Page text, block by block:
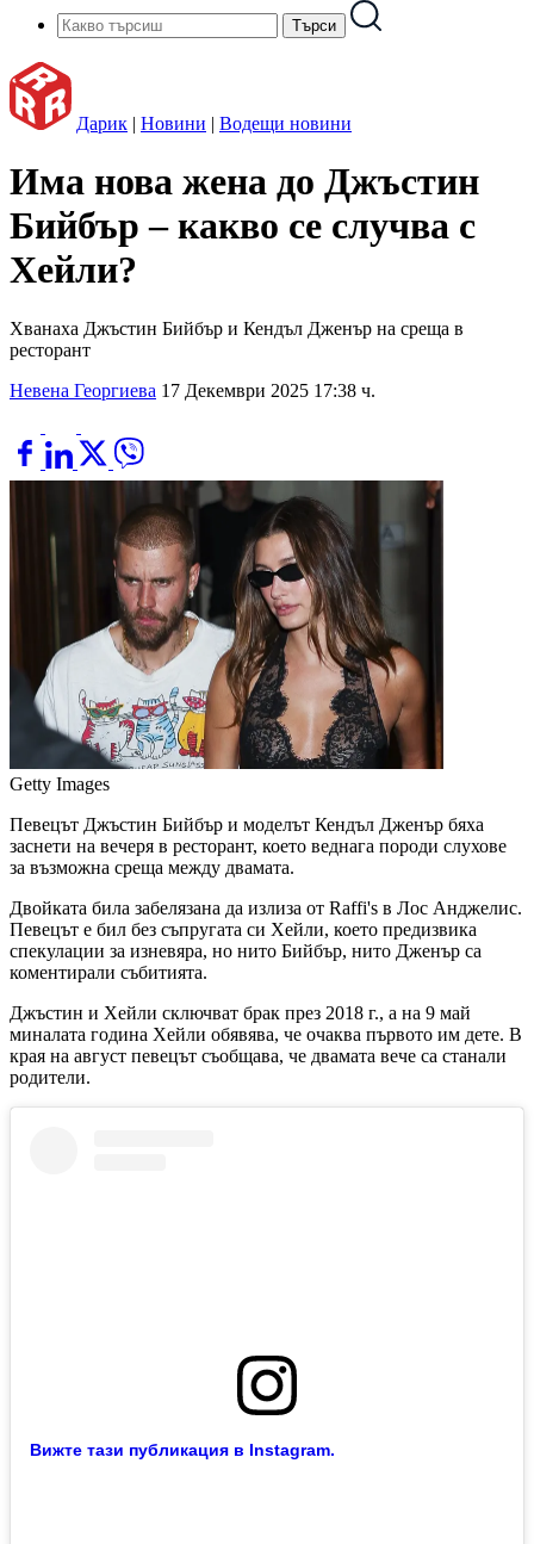
Дарик | Новини | Водещи новини
Има нова жена до Джъстин
Бийбър – какво се случва с
Хейли?
Хванаха Джъстин Бийбър и Кендъл Дженър на среща в
ресторант
Невена Георгиева 17 Декември 2025 17:38 ч.
Getty Images
Певецът Джъстин Бийбър и моделът Кендъл Дженър бяха
заснети на вечеря в ресторант, което веднага породи слухове
за възможна среща между двамата.
Двойката била забелязана да излиза от Raffi's в Лос Анджелис.
Певецът е бил без съпругата си Хейли, което предизвика
спекулации за изневяра, но нито Бийбър, нито Дженър са
коментирали събитията.
Джъстин и Хейли сключват брак през 2018 г., а на 9 май
миналата година Хейли обявява, че очаква първото им дете. В
края на август певецът съобщава, че двамата вече са станали
родители.
Вижте тази публикация в Instagram.